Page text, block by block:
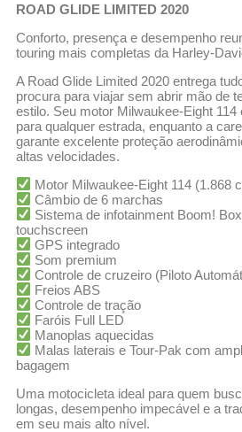
ROAD GLIDE LIMITED 2020
Conforto, presença e desempenho
touring mais completas da Harley-
A Road Glide Limited 2020 entrega
procura para viajar sem abrir mão de
estilo. Seu motor Milwaukee-Eight
para qualquer estrada, enquanto a
garante excelente proteção
altas velocidades.
Motor Milwaukee-Eight 114 (1.868
Câmbio de 6 marchas
Sistema de infotainment Boom!
touchscreen
GPS integrado
Som premium
Controle de cruzeiro (Piloto
Freios ABS
Controle de tração
Faróis Full LED
Manoplas aquecidas
Malas laterais e Tour-Pak com
bagagem
Uma motocicleta ideal para quem
longas, desempenho impecável e a
em seu mais alto nível.